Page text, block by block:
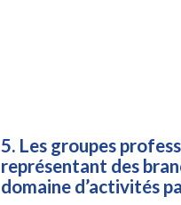
5. Les groupes
représentant des
domaine d’activités